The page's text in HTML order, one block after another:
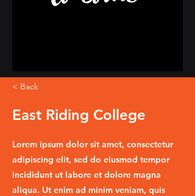
< Back
East Riding College
Lorem ipsum dolor sit amet, consectetur
adipiscing elit, sed do eiusmod tempor
incididunt ut labore et dolore magna
aliqua. Ut enim ad minim veniam, quis